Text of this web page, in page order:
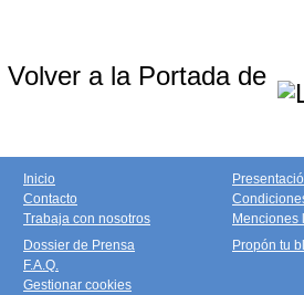
Volver a la Portada de
Inicio
Contacto
Trabaja con nosotros
Menciones
Dossier de Prensa
F.A.Q.
Gestionar cookies
Propón tu